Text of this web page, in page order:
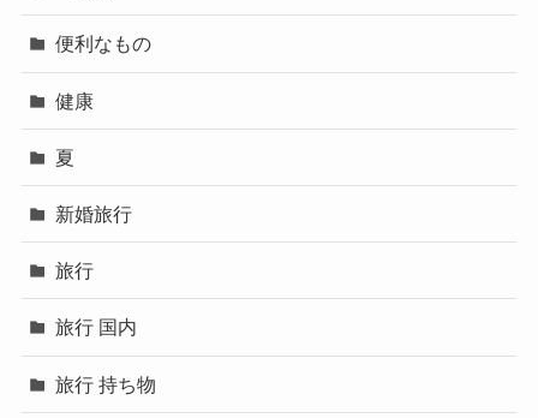
便利なもの
健康
夏
新婚旅行
旅行
旅行 国内
旅行 持ち物